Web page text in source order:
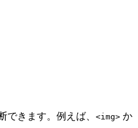
きます。例えば、 <img> か